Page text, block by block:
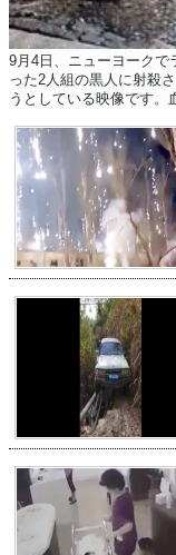
9月4日、ニューヨークで
った2人組の黒人に射殺
うとしている映像です。